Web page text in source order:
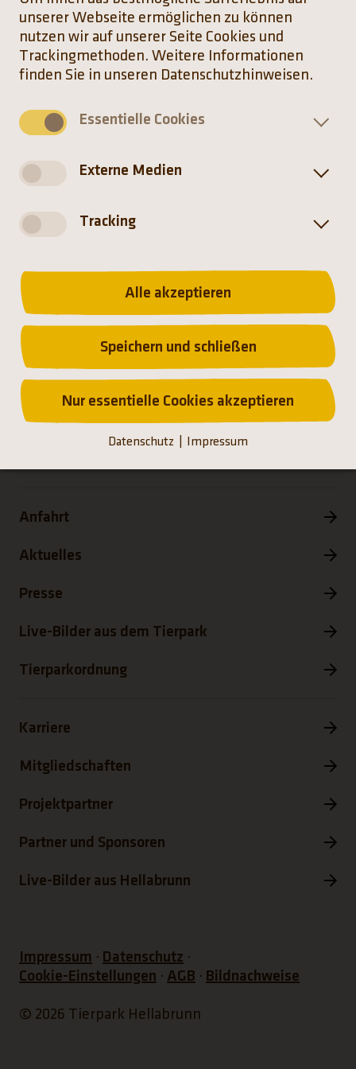
(Link öffnet einen neuen Tab)
(Link öffnet einen neuen
(Link öffnet einen
(Link öffnet
Münchener Tierpark
Hellabrunn AG
Tierparkstr. 30
81543 München
+49(0)8962508-0(werktags Mo-Fr 10-17 Uhr)
tierpark@hellabrunn.de
Kontaktformular
Anfahrt
Aktuelles
Presse
Live-Bilder aus dem Tierpark
Tierparkordnung
Karriere
Mitgliedschaften
Projektpartner
Partner und Sponsoren
Live-Bilder aus Hellabrunn
Impressum
Datenschutz
Cookie-Einstellungen
AGB Bildnachweise
© 2026 Tierpark Hellabrunn
unserer Webseite ermöglichen zu können
nutzen wir auf unserer Seite Cookies und
Trackingmethoden. Weitere Informationen
finden Sie in unseren Datenschutzhinweisen.
Essentielle Cookies
Externe Medien
Tracking
Alle akzeptieren
Speichern und schließen
Nur essentielle Cookies akzeptieren
Datenschutz Impressum